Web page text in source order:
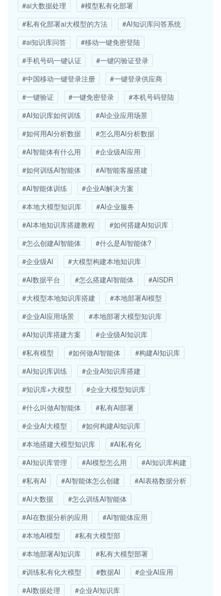
#ai大数据处理
#模型私有化部署
#私有化部署ai大模型的方法
#AI知识库问答系统
#ai知识库问答
#移动一键免密登陆
#手机号码一键认证
#一键闪验证登录
#中国移动一键登录注册
#一键登录供应商
#一键验证
#一键免密登录
#本机号码登陆
#AI知识库如何训练
#AI企业应用场景
#如何用AI分析数据
#怎么用AI分析数据
#AI智能体有什么用
#企业级AI应用
#如何训练AI智能体
#AI智能客服搭建
#AI智能体训练
#企业AI解决方案
#本地大模型知识库
#AI企业服务
#AI本地知识库搭建教程
#如何搭建AI知识库
#怎么创建AI智能体
#什么是AI智能体?
#企业级AI
#大模型构建本地知识库
#AI数据平台
#怎么搭建AI智能体
#AISDR
#大模型本地知识库搭建
#本地部署AI模型
#企业AI应用场景
#本地部署大模型知识库
#AI知识库搭建方案
#企业级AI知识库
#私有模型
#如何做AI智能体
#构建AI知识库
#AI知识库训练
#企业AI知识库搭建
#知识库+大模型
#企业大模型知识库
#什么叫做AI智能体
#私有AI部署
#企业AI大模型
#如何构建AI知识库
#本地搭建大模型知识库
#AI私有化
#AI知识库管理
#AI模型怎么用
#AI知识库构建
#私有AI
#AI智能体怎么创建
#AI表格数据分析
#AI大数据
#怎么训练AI智能体
#AI在数据分析的应用
#AI智能体应用
#本地AI模型
#私有大模型部
#本地部署AI知识库
#私有大模型部署
#训练私有化大模型
#数据AI
#企业AI应用
#AI数据处理
#企业AI知识库